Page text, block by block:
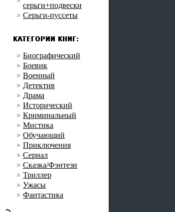
серьги+подвески
Серьги-пуссеты
Биографический
Боевик
Военный
Детектив
Драма
Исторический
Криминальный
Мистика
Обучающий
Приключения
Сериал
Сказка/Фэнтези
Триллер
Ужасы
Фантастика